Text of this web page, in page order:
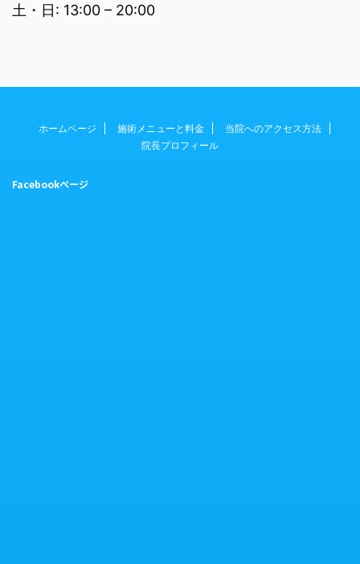
土・日: 13:00 – 20:00
ホームページ 施術メニューと料金
当院へのアクセス方法
院長プロフィール
Facebookページ